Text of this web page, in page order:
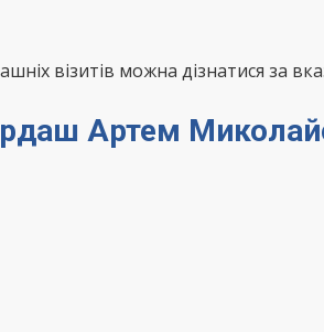
візитів можна дізнатися за
Артем